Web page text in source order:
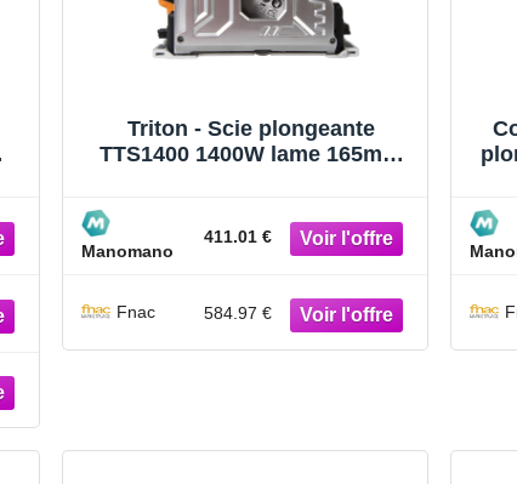
Triton - Scie plongeante
TTS1400 1400W lame 165mm
Manomano
411.01 €
Fnac 584.97 €